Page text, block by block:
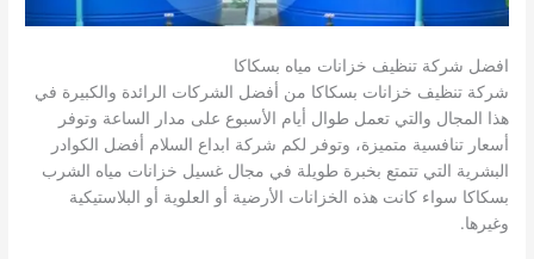
افضل شركة تنظيف خزانات مياه بسكاكا
شركة تنظيف خزانات بسكاكا من أفضل الشركات الرائدة والكبيرة في
هذا المجال والتي تعمل طوال أيام الأسبوع على مدار الساعة وتوفر
أسعار تنافسية متميزة، وتوفر لكم شركة ابداع السلام أفضل الكوادر
البشرية التي تتمتع بخبرة طويلة في مجال غسيل خزانات مياه الشرب
بسكاكا سواء كانت هذه الخزانات الأرضية أو العلوية أو البلاستيكية
وغيرها.